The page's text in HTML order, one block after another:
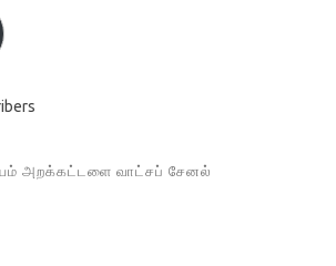
அறக்கட்டளை வாட்சப் சேனல்